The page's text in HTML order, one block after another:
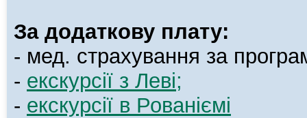
За додаткову плату:
- мед. страхування за
- екскурсії з Леві;
- екскурсії в Рованіємі